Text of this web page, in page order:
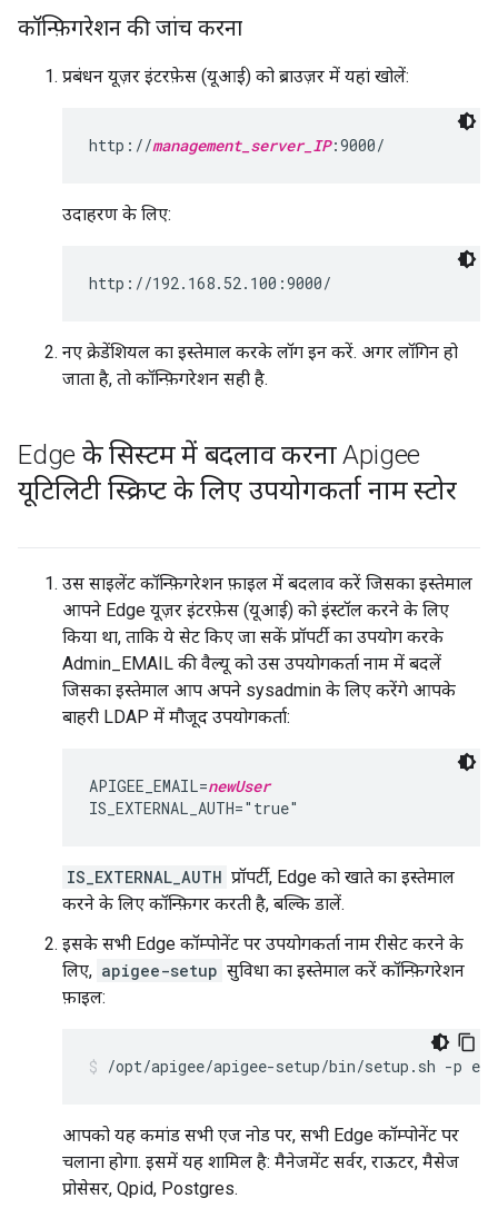
कॉन्फ़िगरेशन की जांच करना
प्रबंधन यूज़र इंटरफ़ेस (यूआई) को ब्राउज़र में यहां खोलें:
http://management_server_IP:9000/
उदाहरण के लिए:
http://192.168.52.100:9000/
नए क्रेडेंशियल का इस्तेमाल करके लॉग इन करें. अगर लॉगिन हो
जाता है, तो कॉन्फ़िगरेशन सही है.
Edge के सिस्टम में बदलाव करना Apigee
यूटिलिटी स्क्रिप्ट के लिए उपयोगकर्ता नाम स्टोर
उस साइलेंट कॉन्फ़िगरेशन फ़ाइल में बदलाव करें जिसका इस्तेमाल
आपने Edge यूज़र इंटरफ़ेस (यूआई) को इंस्टॉल करने के लिए
किया था, ताकि ये सेट किए जा सकें प्रॉपर्टी का उपयोग करके
Admin_EMAIL की वैल्यू को उस उपयोगकर्ता नाम में बदलें
जिसका इस्तेमाल आप अपने sysadmin के लिए करेंगे आपके
बाहरी LDAP में मौजूद उपयोगकर्ता:
APIGEE_EMAIL=newUser
IS_EXTERNAL_AUTH="true"
IS_EXTERNAL_AUTH प्रॉपर्टी, Edge को खाते का इस्तेमाल
करने के लिए कॉन्फ़िगर करती है, बल्कि डालें.
इसके सभी Edge कॉम्पोनेंट पर उपयोगकर्ता नाम रीसेट करने के
लिए, apigee-setup सुविधा का इस्तेमाल करें कॉन्फ़िगरेशन
फ़ाइल:
/opt/apigee/apigee-setup/bin/setup.sh -p
आपको यह कमांड सभी एज नोड पर, सभी Edge कॉम्पोनेंट पर
चलाना होगा. इसमें यह शामिल है: मैनेजमेंट सर्वर, राऊटर, मैसेज
प्रोसेसर, Qpid, Postgres.